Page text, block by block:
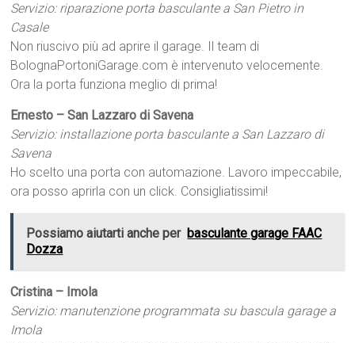
Servizio: riparazione porta basculante a San Pietro in
Casale
Non riuscivo più ad aprire il garage. Il team di
BolognaPortoniGarage.com è intervenuto velocemente.
Ora la porta funziona meglio di prima!
Ernesto – San Lazzaro di Savena
Servizio: installazione porta basculante a San Lazzaro di
Savena
Ho scelto una porta con automazione. Lavoro impeccabile,
ora posso aprirla con un click. Consigliatissimi!
Possiamo aiutarti anche per basculante garage FAAC
Dozza
Cristina – Imola
Servizio: manutenzione programmata su bascula garage a
Imola